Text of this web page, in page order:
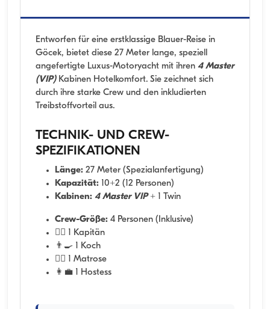
Entworfen für eine erstklassige Blauer-Reise in
Göcek, bietet diese 27 Meter lange, speziell
angefertigte Luxus-Motoryacht mit ihren 4 Master
(VIP)Kabinen Hotelkomfort. Sie zeichnet sich
durch ihre starke Crew und den inkludierten
Treibstoffvorteil aus.
TECHNIK- UND CREW-
SPEZIFIKATIONEN
Länge: 27 Meter (Spezialanfertigung)
Kapazität: 10+2 (12 Personen)
Kabinen: 4 Master VIP+ 1 Twin
Crew-Größe: 4 Personen (Inklusive)
👨‍✈️ 1 Kapitän
👨‍🍳 1 Koch
🧑‍✈️ 1 Matrose
👩‍💼 1 Hostess